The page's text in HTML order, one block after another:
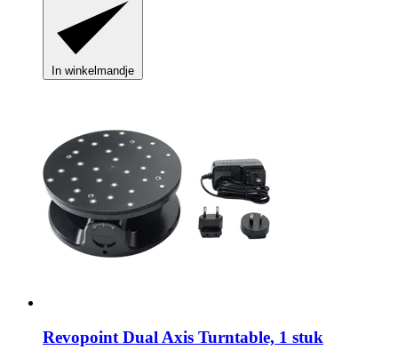
In winkelmandje
Revopoint Dual Axis Turntable, 1 stuk